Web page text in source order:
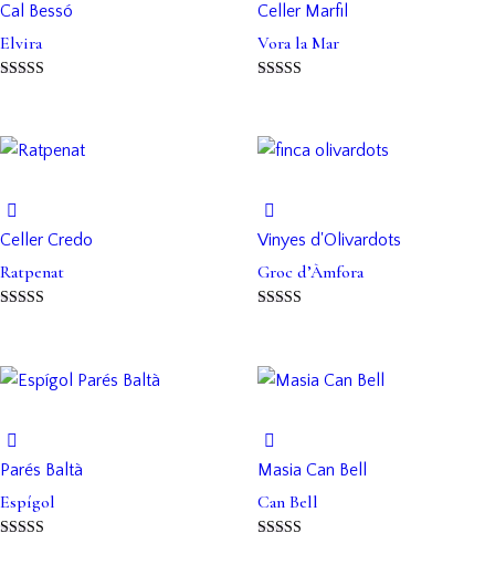
Cal Bessó
Elvira
Celler Marfil
Vora la Mar
Celler Credo
Ratpenat
Vinyes d'Olivardots
Groc d’Àmfora
Parés Baltà
Espígol
Masia Can Bell
Can Bell